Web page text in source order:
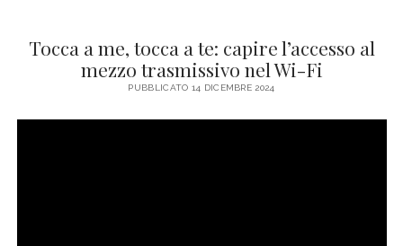
Tocca a me, tocca a te: capire l’accesso al
mezzo trasmissivo nel Wi-Fi
PUBBLICATO 14 DICEMBRE 2024